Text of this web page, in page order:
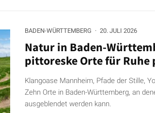
BADEN-WÜRTTEMBERG · 20. JULI 2026
Natur in Baden-
pittoreske Orte für Ruhe
Klangoase Mannheim, Pfade der Stille,
Zehn Orte in Baden-Württemberg, an
ausgeblendet werden kann.